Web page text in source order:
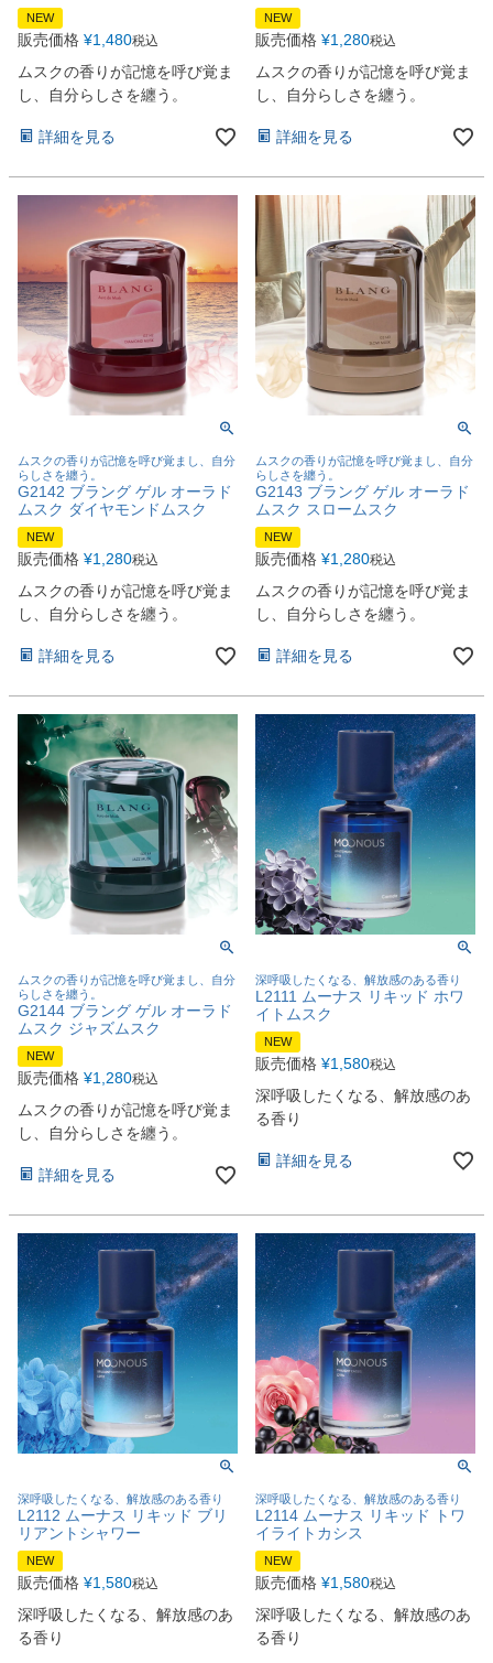
NEW
販売価格 ¥1,480税込
ムスクの香りが記憶を呼び覚ま
し、自分らしさを纏う。
詳細を見る
NEW
販売価格 ¥1,280税込
ムスクの香りが記憶を呼び覚ま
し、自分らしさを纏う。
詳細を見る
ムスクの香りが記憶を呼び覚まし、自分
らしさを纏う。
G2142 ブラング ゲル オーラド
ムスク ダイヤモンドムスク
NEW
販売価格 ¥1,280税込
ムスクの香りが記憶を呼び覚ま
し、自分らしさを纏う。
詳細を見る
ムスクの香りが記憶を呼び覚まし、自分
らしさを纏う。
G2143 ブラング ゲル オーラド
ムスク スロームスク
NEW
販売価格 ¥1,280税込
ムスクの香りが記憶を呼び覚ま
し、自分らしさを纏う。
詳細を見る
ムスクの香りが記憶を呼び覚まし、自分
らしさを纏う。
G2144 ブラング ゲル オーラド
ムスク ジャズムスク
NEW
販売価格 ¥1,280税込
ムスクの香りが記憶を呼び覚ま
し、自分らしさを纏う。
詳細を見る
深呼吸したくなる、解放感のある香り
L2111 ムーナス リキッド ホワ
イトムスク
NEW
販売価格 ¥1,580税込
深呼吸したくなる、解放感のあ
る香り
詳細を見る
深呼吸したくなる、解放感のある香り
L2112 ムーナス リキッド ブリ
リアントシャワー
NEW
販売価格 ¥1,580税込
深呼吸したくなる、解放感のあ
る香り
深呼吸したくなる、解放感のある香り
L2114 ムーナス リキッド トワ
イライトカシス
NEW
販売価格 ¥1,580税込
深呼吸したくなる、解放感のあ
る香り